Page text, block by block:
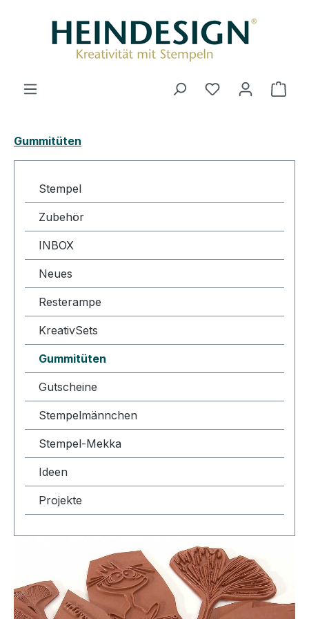
Du hast 0
Gummitüten
Stempel
Zubehör
INBOX
Neues
Resterampe
KreativSets
Gummitüten
Gutscheine
Stempelmännchen
Stempel-Mekka
Ideen
Projekte